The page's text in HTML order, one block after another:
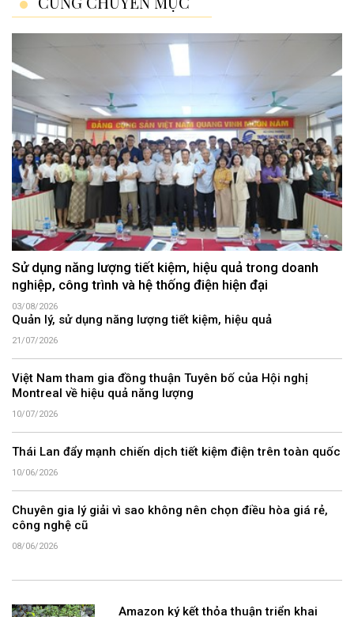
Sử dụng năng lượng tiết kiệm, hiệu quả trong doanh
nghiệp, công trình và hệ thống điện hiện đại
03/08/2026
Quản lý, sử dụng năng lượng tiết kiệm, hiệu quả
21/07/2026
Việt Nam tham gia đồng thuận Tuyên bố của Hội nghị
Montreal về hiệu quả năng lượng
10/07/2026
Thái Lan đẩy mạnh chiến dịch tiết kiệm điện trên toàn quốc
10/06/2026
Chuyên gia lý giải vì sao không nên chọn điều hòa giá rẻ,
công nghệ cũ
08/06/2026
Amazon ký kết thỏa thuận triển khai